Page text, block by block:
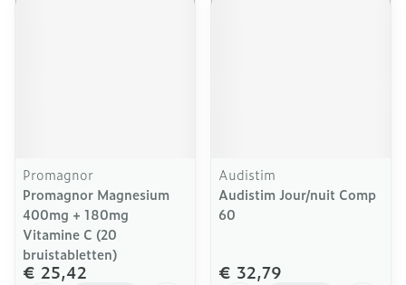
Promagnor
Promagnor Magnesium
400mg + 180mg
Vitamine C (20
bruistabletten)
€ 25,42
Audistim
Audistim Jour/nuit Comp
60
€ 32,79